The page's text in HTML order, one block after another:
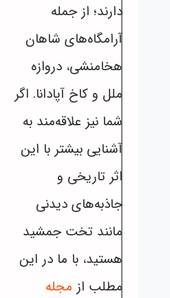
دارند؛ از جمله
آرامگاه‌های شاهان
هخامنشی، دروازه
ملل و کاخ آپادانا. اگر
شما نیز علاقه‌مند به
آشنایی بیشتر با این
اثر تاریخی و
جاذبه‌های دیدنی
مانند تخت جمشید
هستید، با ما در این
مطلب از مجله